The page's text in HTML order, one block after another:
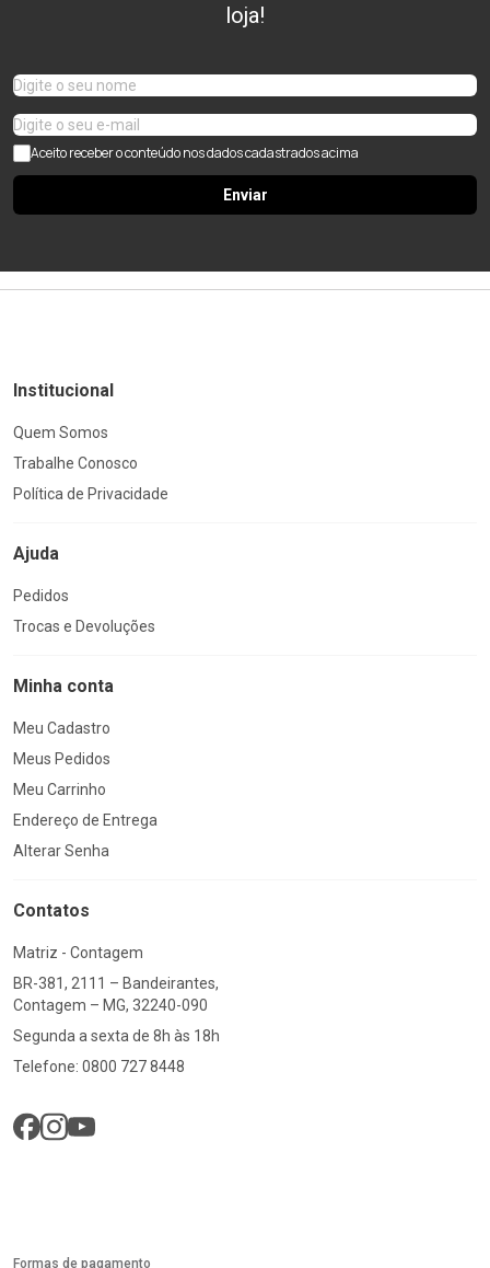
loja!
Aceito receber o conteúdo nos dados cadastrados acima
Enviar
Institucional
Quem Somos
Trabalhe Conosco
Política de Privacidade
Ajuda
Pedidos
Trocas e Devoluções
Minha conta
Meu Cadastro
Meus Pedidos
Meu Carrinho
Endereço de Entrega
Alterar Senha
Contatos
Matriz - Contagem
BR-381, 2111 – Bandeirantes,
Contagem – MG, 32240-090
Segunda a sexta de 8h às 18h
Telefone: 0800 727 8448
Formas de pagamento